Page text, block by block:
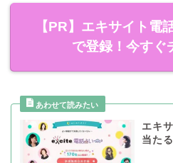
【PR】エキサイト電
で登録！今すぐ
エキ
当た